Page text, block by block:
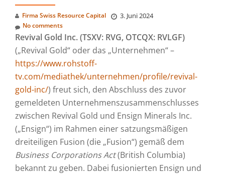
Firma Swiss Resource Capital 3. Juni 2024
No comments
Revival Gold Inc.(TSXV: RVG, OTCQX: RVLGF)
(„Revival Gold“ oder das „Unternehmen“ –
https://www.rohstoff-
tv.com/mediathek/unternehmen/profile/revival-
gold-inc/) freut sich, den Abschluss des zuvor
gemeldeten Unternehmenszusammenschlusses
zwischen Revival Gold und Ensign Minerals Inc.
(„Ensign“) im Rahmen einer satzungsmäßigen
dreiteiligen Fusion (die „Fusion“) gemäß dem
Business Corporations Act(British Columbia)
bekannt zu geben. Dabei fusionierten Ensign und